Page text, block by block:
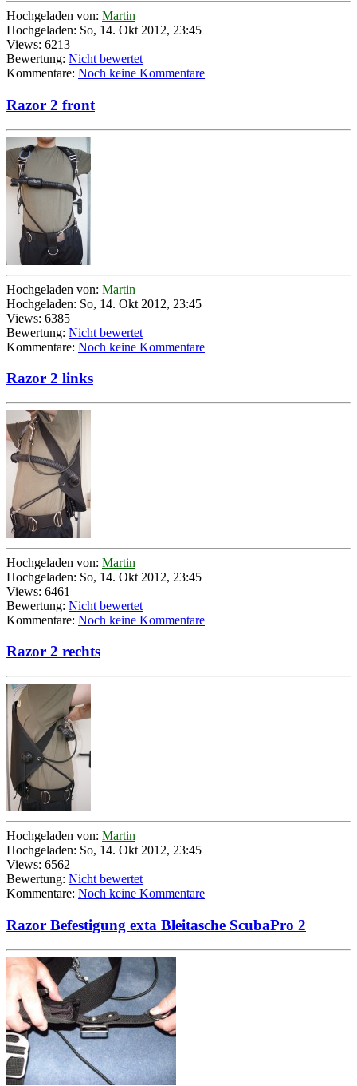
Hochgeladen von: Martin
Hochgeladen: So, 14. Okt 2012, 23:45
Views: 6213
Bewertung: Nicht bewertet
Kommentare: Noch keine Kommentare
Razor 2 front
Hochgeladen von: Martin
Hochgeladen: So, 14. Okt 2012, 23:45
Views: 6385
Bewertung: Nicht bewertet
Kommentare: Noch keine Kommentare
Razor 2 links
Hochgeladen von: Martin
Hochgeladen: So, 14. Okt 2012, 23:45
Views: 6461
Bewertung: Nicht bewertet
Kommentare: Noch keine Kommentare
Razor 2 rechts
Hochgeladen von: Martin
Hochgeladen: So, 14. Okt 2012, 23:45
Views: 6562
Bewertung: Nicht bewertet
Kommentare: Noch keine Kommentare
Razor Befestigung exta Bleitasche ScubaPro 2